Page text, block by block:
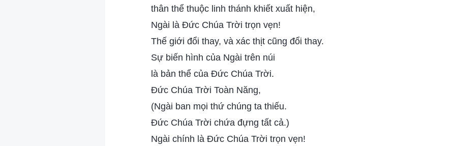
thân thể thuộc linh thánh khiết xuất hiện,
Ngài là Đức Chúa Trời trọn vẹn!
Thế giới đổi thay, và xác thịt cũng đổi thay.
Sự biến hình của Ngài trên núi
là bản thể của Đức Chúa Trời.
Đức Chúa Trời Toàn Năng,
(Ngài ban mọi thứ chúng ta thiếu.
Đức Chúa Trời chứa đựng tất cả.)
Ngài chính là Đức Chúa Trời trọn vẹn!